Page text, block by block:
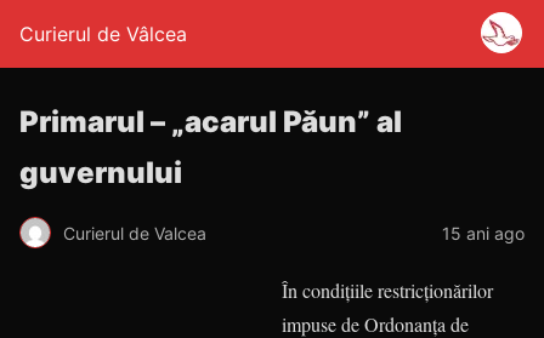
Curierul de Vâlcea
Primarul – „acarul Păun” al
guvernului
Curierul de Valcea 15 ani ago
În condiţiile restricţionărilor
impu­se de Ordonanţa de